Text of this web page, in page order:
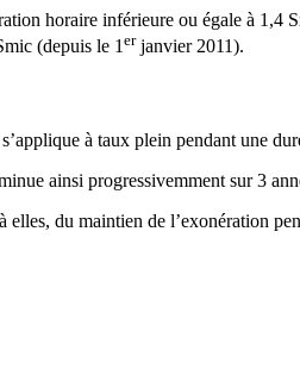
horaire inférieure ou égale à
(depuis le 1erjanvier 2011).
à taux plein pendant une
ainsi progressivemment sur 3
du maintien de l’exonération